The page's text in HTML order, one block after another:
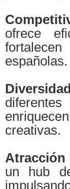
ofrece
españolas.
creativas.
Atracción
un hub